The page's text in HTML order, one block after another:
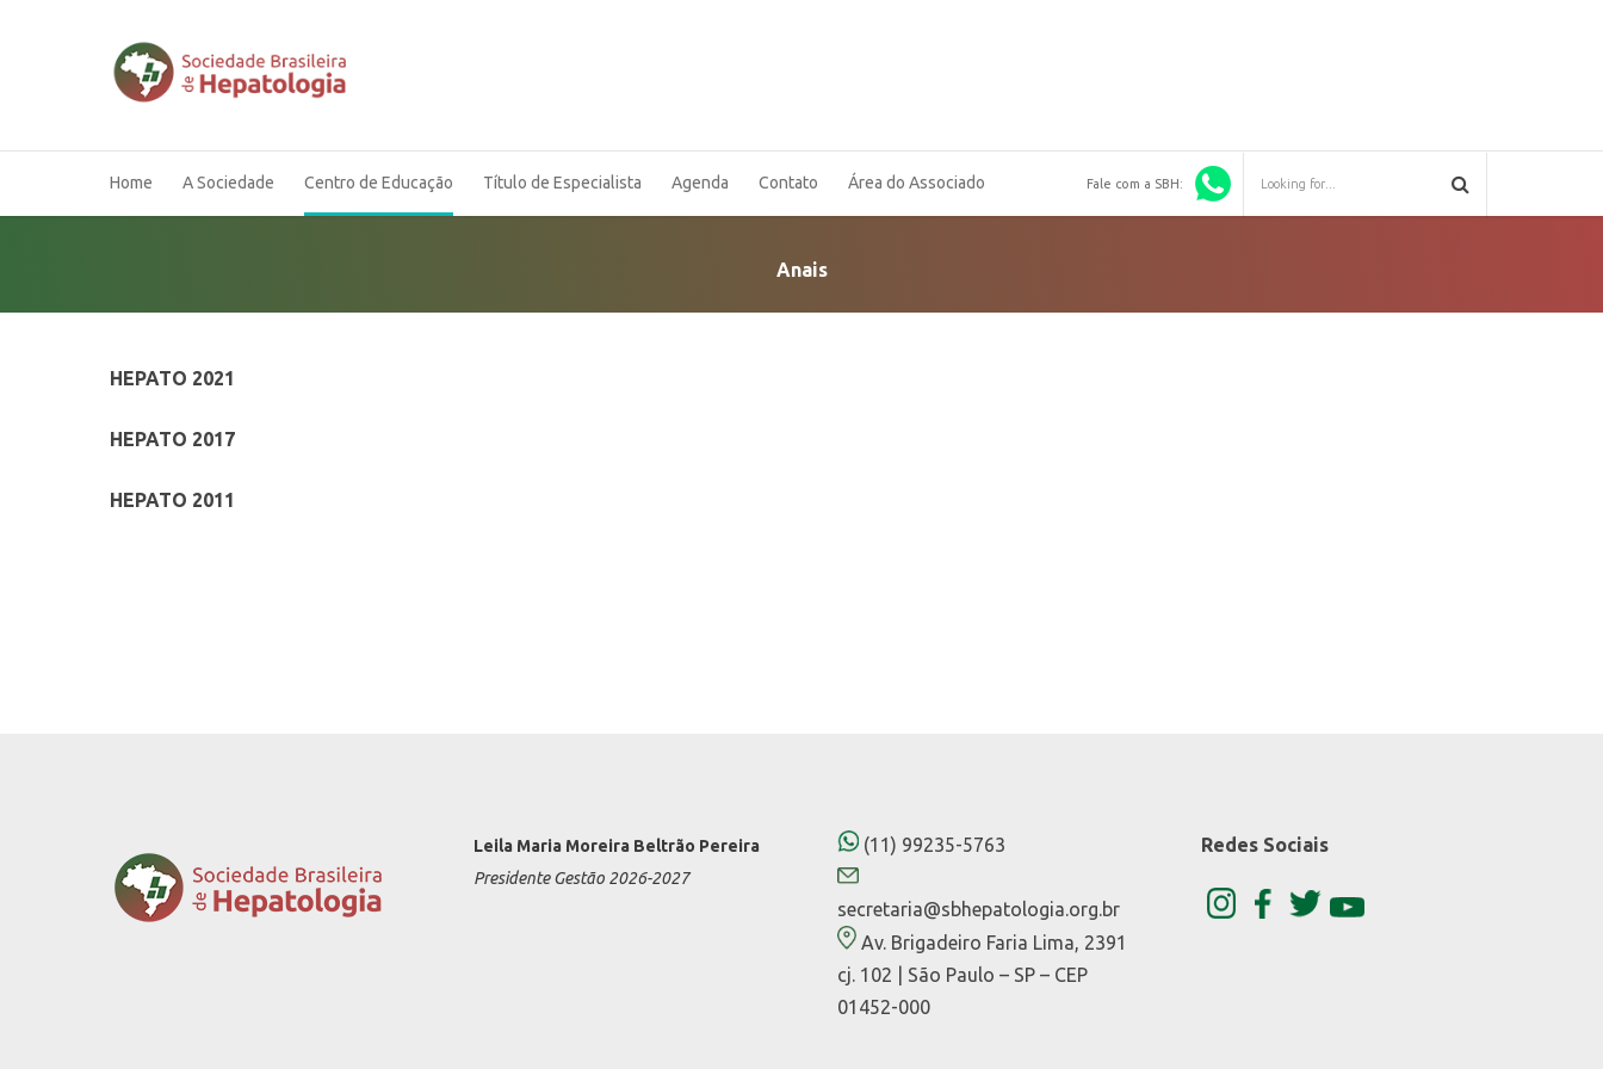
Fale com a SBH:
Home A Sociedade Centro de Educação Título de Especialista Agenda Contato Área do Associado
Anais
HEPATO 2021
HEPATO 2017
HEPATO 2011
Leila Maria Moreira Beltrão Pereira
Presidente Gestão 2026-2027
(11) 99235-5763
secretaria@sbhepatologia.org.br
Av. Brigadeiro Faria Lima, 2391
cj. 102 | São Paulo – SP – CEP
01452-000
Redes Sociais